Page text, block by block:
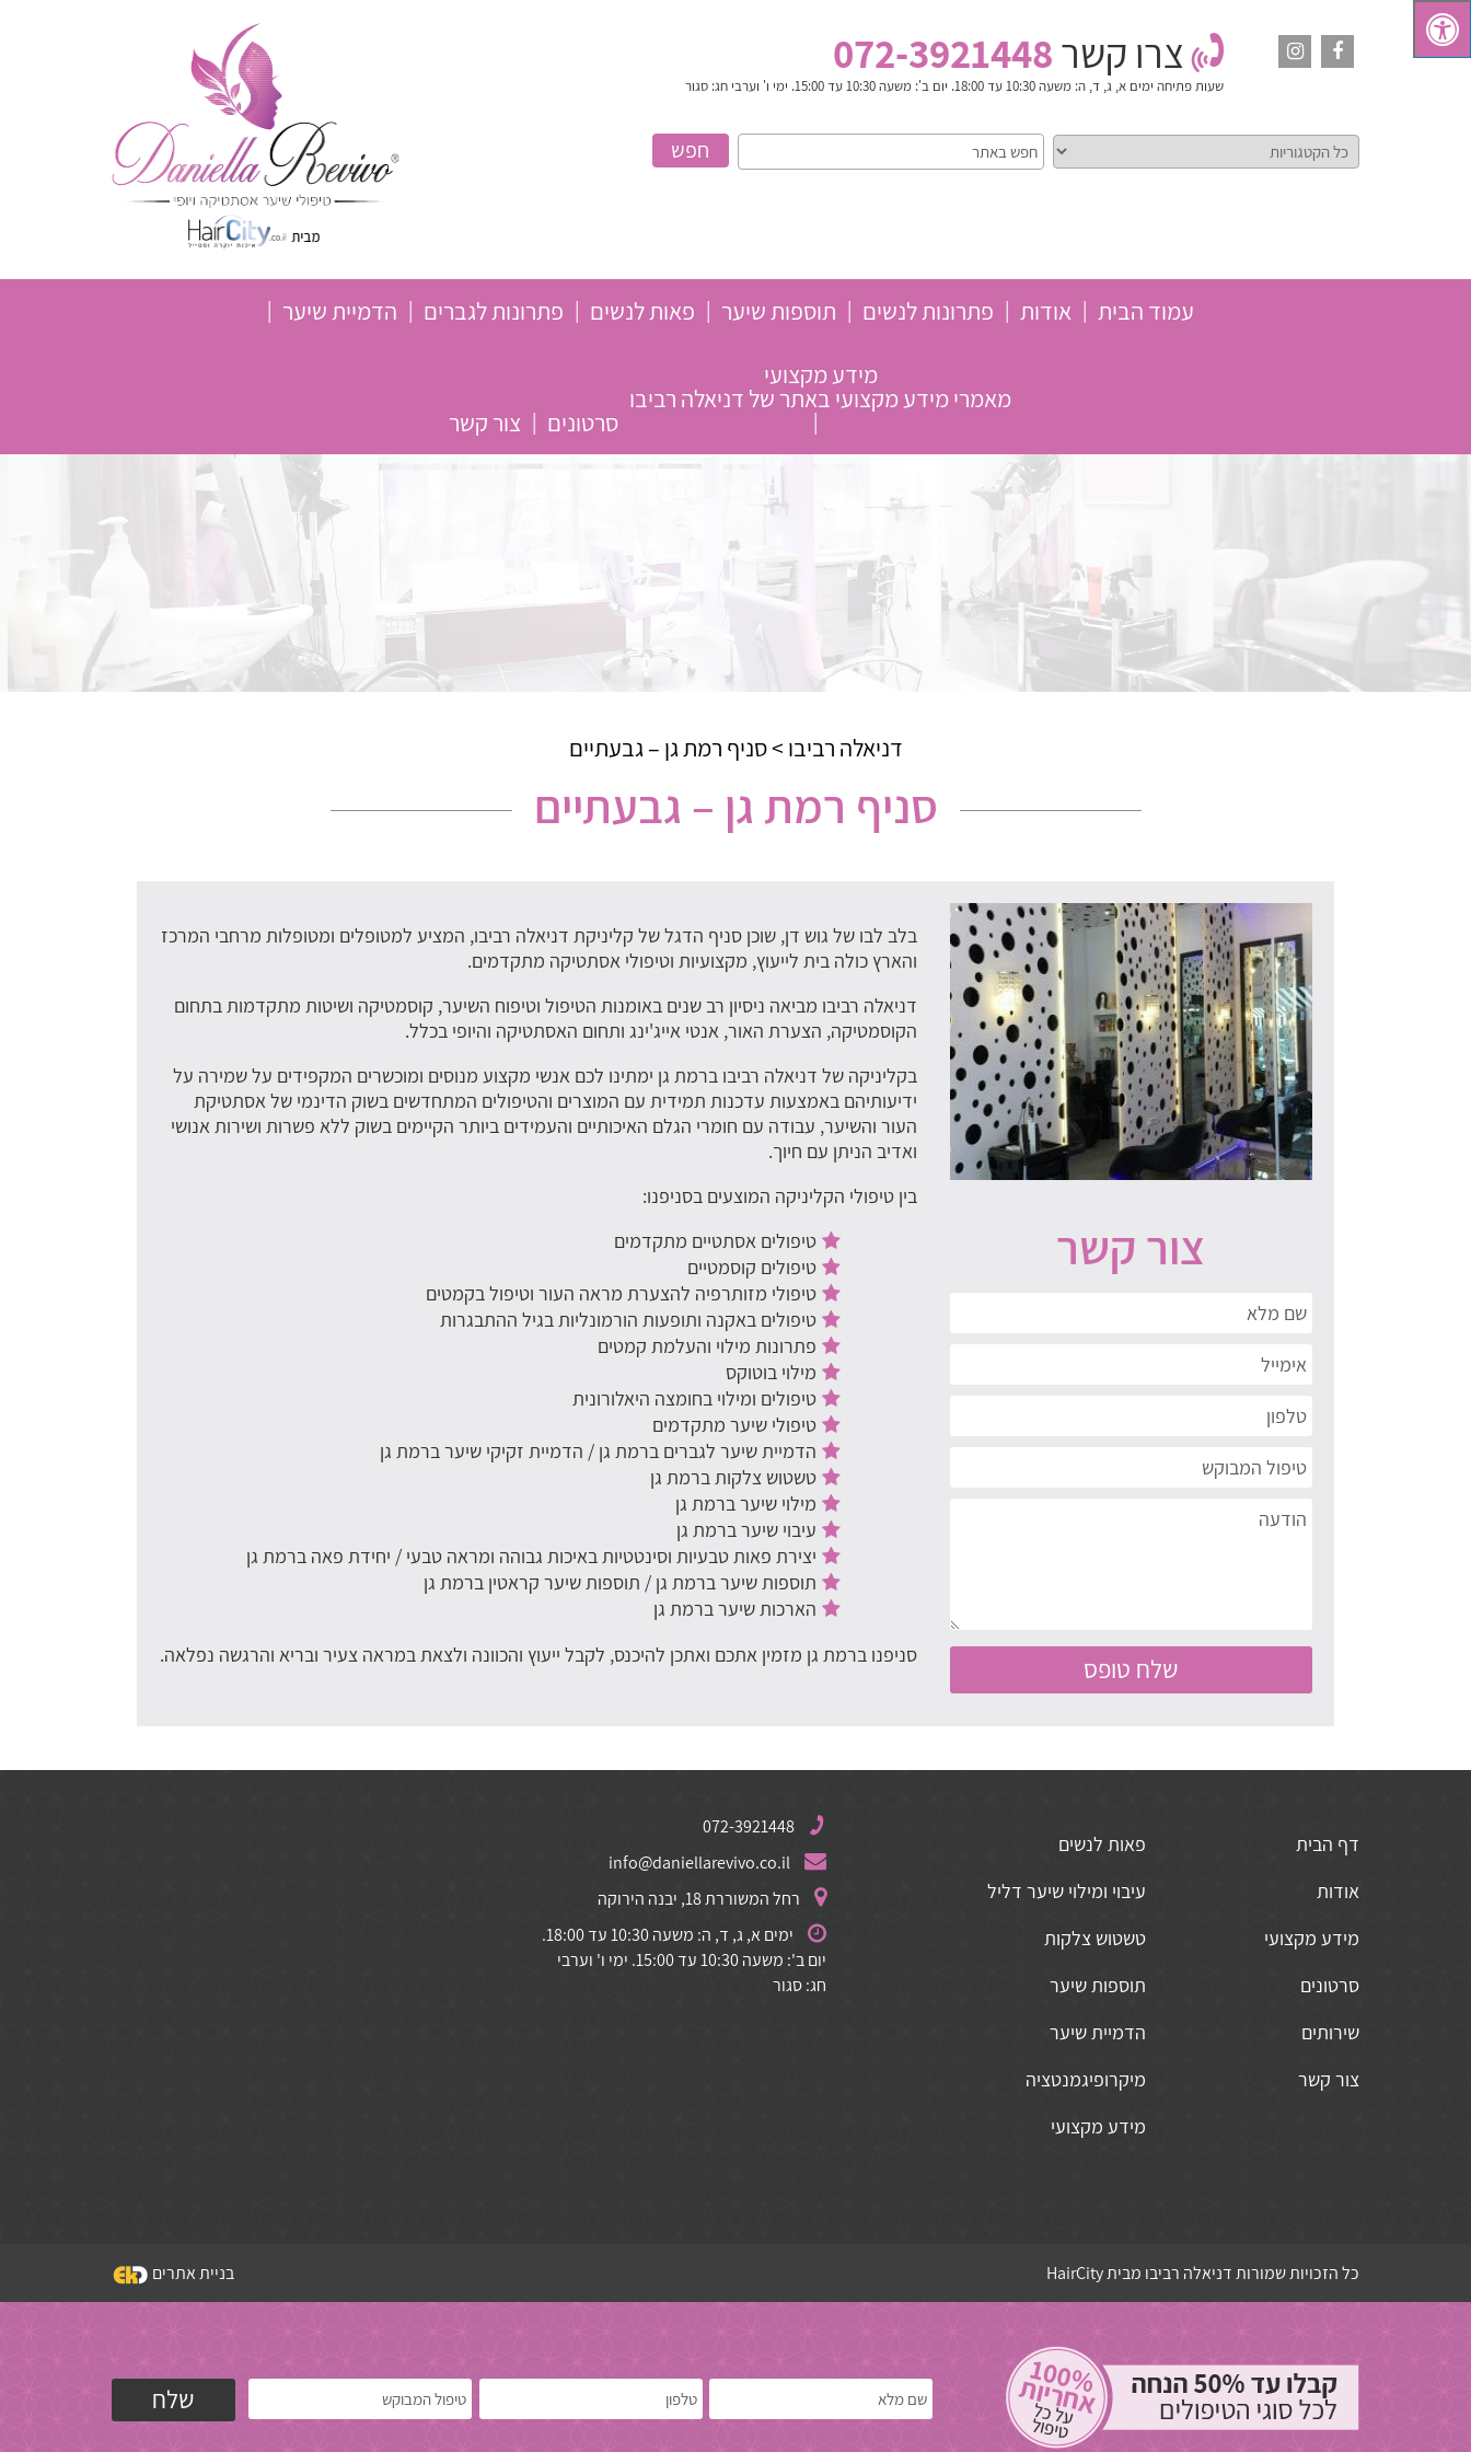
צרו קשר072-3921448
שעות פתיחה ימים א, ג, ד, ה: משעה 10:30 עד 18:00. יום ב': משעה 10:30 עד 15:00. ימי ו' וערבי חג: סגור
עמוד הבית אודות פתרונות לנשים תוספות שיער פאות לנשים פתרונות לגברים הדמיית שיער
מידע מקצועי
מאמרי מידע מקצועי באתר של דניאלה רביבו
סרטונים צור קשר
דניאלה רביבו >סניף רמת גן – גבעתיים
סניף רמת גן – גבעתיים
צור קשר
בלב לבו של גוש דן, שוכן סניף הדגל של קליניקת דניאלה רביבו, המציע למטופלים ומטופלות מרחבי המרכז
והארץ כולה בית לייעוץ, מקצועיות וטיפולי אסתטיקה מתקדמים.
דניאלה רביבו מביאה ניסיון רב שנים באומנות הטיפול וטיפוח השיער, קוסמטיקה ושיטות מתקדמות בתחום
הקוסמטיקה, הצערת האור, אנטי אייג'ינג ותחום האסתטיקה והיופי בכלל.
בקליניקה של דניאלה רביבו ברמת גן ימתינו לכם אנשי מקצוע מנוסים ומוכשרים המקפידים על שמירה על
ידיעותיהם באמצעות עדכנות תמידית עם המוצרים והטיפולים המתחדשים בשוק הדינמי של אסתטיקת
העור והשיער, עבודה עם חומרי הגלם האיכותיים והעמידים ביותר הקיימים בשוק ללא פשרות ושירות אנושי
ואדיב הניתן עם חיוך.
בין טיפולי הקליניקה המוצעים בסניפנו:
טיפולים אסתטיים מתקדמים
טיפולים קוסמטיים
טיפולי מזותרפיה להצערת מראה העור וטיפול בקמטים
טיפולים באקנה ותופעות הורמונליות בגיל ההתבגרות
פתרונות מילוי והעלמת קמטים
מילוי בוטוקס
טיפולים ומילוי בחומצה היאלורונית
טיפולי שיער מתקדמים
הדמיית שיער לגברים ברמת גן / הדמיית זקיקי שיער ברמת גן
טשטוש צלקות ברמת גן
מילוי שיער ברמת גן
עיבוי שיער ברמת גן
יצירת פאות טבעיות וסינטטיות באיכות גבוהה ומראה טבעי / יחידת פאה ברמת גן
תוספות שיער ברמת גן / תוספות שיער קראטין ברמת גן
הארכות שיער ברמת גן
סניפנו ברמת גן מזמין אתכם ואתכן להיכנס, לקבל ייעוץ והכוונה ולצאת במראה צעיר ובריא והרגשה נפלאה.
דף הבית
אודות
מידע מקצועי
סרטונים
שירותים
צור קשר
פאות לנשים
עיבוי ומילוי שיער דליל
טשטוש צלקות
תוספות שיער
הדמיית שיער
מיקרופיגמנטציה
מידע מקצועי
072-3921448
info@daniellarevivo.co.il
רחל המשוררת 18, יבנה הירוקה
ימים א, ג, ד, ה: משעה 10:30 עד 18:00.
יום ב': משעה 10:30 עד 15:00. ימי ו' וערבי
חג: סגור
כל הזכויות שמורות דניאלה רביבו מבית HairCity בניית אתרים